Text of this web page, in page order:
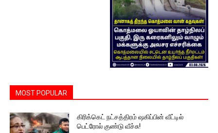
MOST POPULAR
கிரிக்கெட் நட்சத்திரம் ஷகிப்பின் வீட்டில்
பெட்ரோல் குண்டு வீச்சு!